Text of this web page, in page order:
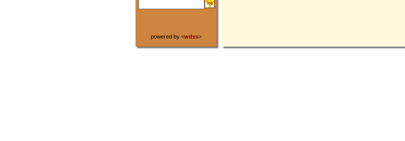
.
powered by <wdss>